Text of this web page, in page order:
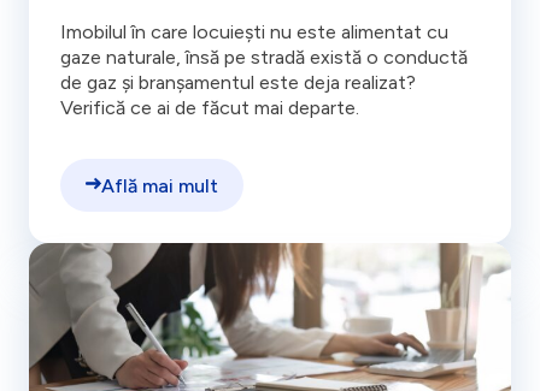
Imobilul în care locuiești nu este alimentat cu
gaze naturale, însă pe stradă există o conductă
de gaz și branșamentul este deja realizat?
Verifică ce ai de făcut mai departe.
Află mai mult